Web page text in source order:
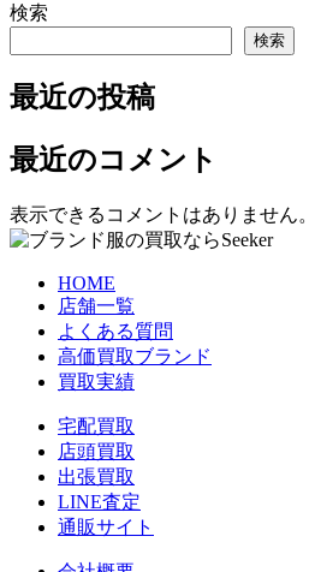
検索
検索
最近の投稿
最近のコメント
表示できるコメントはありません。
HOME
店舗一覧
よくある質問
高価買取ブランド
買取実績
宅配買取
店頭買取
出張買取
LINE査定
通販サイト